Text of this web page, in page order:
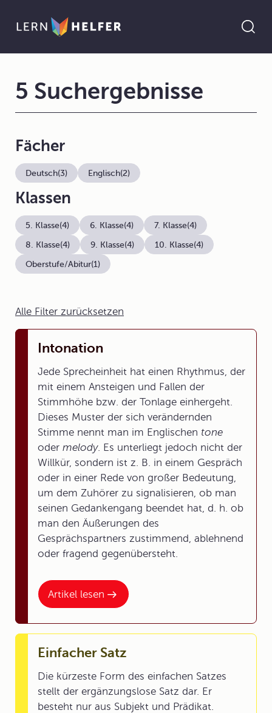
Alle Filter zurücksetzen
Artikel lesen
Intonation
Jede Sprecheinheit hat einen Rhythmus, der
mit einem Ansteigen und Fallen der
Stimmhöhe bzw. der Tonlage einhergeht.
Dieses Muster der sich verändernden
Stimme nennt man im Englischen tone
oder melody. Es unterliegt jedoch nicht der
Willkür, sondern ist z. B. in einem Gespräch
oder in einer Rede von großer Bedeutung,
um dem Zuhörer zu signalisieren, ob man
seinen Gedankengang beendet hat, d. h. ob
man den Äußerungen des
Gesprächspartners zustimmend, ablehnend
oder fragend gegenübersteht.
Einfacher Satz
Die kürzeste Form des einfachen Satzes
stellt der ergänzungslose Satz dar. Er
besteht nur aus Subjekt und Prädikat.
5 Suchergebnisse
Fächer
Deutsch(3) Englisch(2)
Klassen
5. Klasse(4) 6. Klasse(4) 7. Klasse(4)
8. Klasse(4) 9. Klasse(4) 10. Klasse(4)
Oberstufe/Abitur(1)